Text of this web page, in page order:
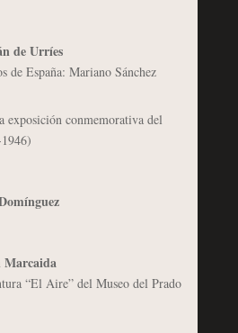
de Urríes
de España: Mariano Sánchez
exposición conmemorativa del
Marcaida
“El Aire” del Museo del Prado